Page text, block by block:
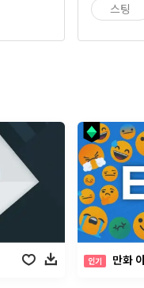
스팅
인기 만화